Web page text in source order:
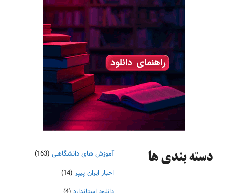
دسته‌ بندی ها آموزش های دانشگاهی (163)
اخبار ایران پیپر (14)